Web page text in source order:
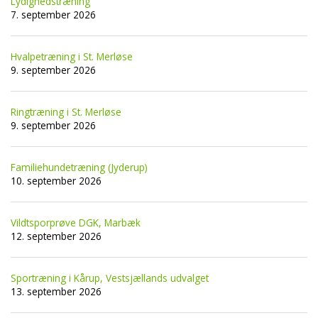
7. september 2026
Hvalpetræning i St. Merløse
9. september 2026
Ringtræning i St. Merløse
9. september 2026
Familiehundetræning (Jyderup)
10. september 2026
Vildtsporprøve DGK, Marbæk
12. september 2026
Sportræning i Kårup, Vestsjællands udvalget
13. september 2026